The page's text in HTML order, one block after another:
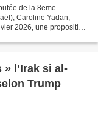
de la 8eme
Caroline Yadan,
2026, une proposition
l’Irak si al-
Trump